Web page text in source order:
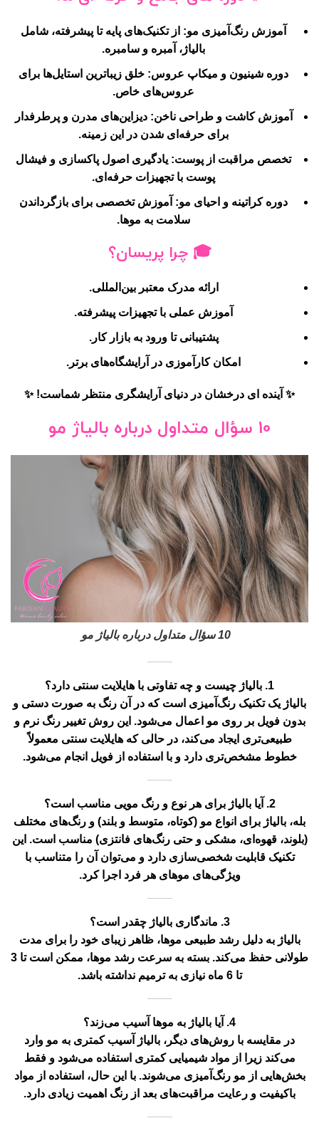
آموزش رنگ‌آمیزی مو: از تکنیک‌های پایه تا پیشرفته، شامل
بالیاژ، آمبره و سامبره.
دوره شینیون و میکاپ عروس: خلق زیباترین استایل‌ها برای
عروس‌های خاص.
آموزش کاشت و طراحی ناخن: دیزاین‌های مدرن و پرطرفدار
برای حرفه‌ای شدن در این زمینه.
تخصص مراقبت از پوست: یادگیری اصول پاکسازی و فیشال
پوست با تجهیزات حرفه‌ای.
دوره کراتینه و احیای مو: آموزش تخصصی برای بازگرداندن
سلامت به موها.
🎓چرا پریسان؟
ارائه مدرک معتبر بین‌المللی.
آموزش عملی با تجهیزات پیشرفته.
پشتیبانی تا ورود به بازار کار.
امکان کارآموزی در آرایشگاه‌های برتر.
✨ آینده ای درخشان در دنیای آرایشگری منتظر شماست! ✨
10 سؤال متداول درباره بالیاژ مو
10 سؤال متداول درباره بالیاژ مو
1. بالیاژ چیست و چه تفاوتی با هایلایت سنتی دارد؟
بالیاژ یک تکنیک رنگ‌آمیزی است که در آن رنگ به صورت دستی و
بدون فویل بر روی مو اعمال می‌شود. این روش تغییر رنگ نرم و
طبیعی‌تری ایجاد می‌کند، در حالی که هایلایت سنتی معمولاً
خطوط مشخص‌تری دارد و با استفاده از فویل انجام می‌شود.
2. آیا بالیاژ برای هر نوع و رنگ مویی مناسب است؟
بله، بالیاژ برای انواع مو (کوتاه، متوسط و بلند) و رنگ‌های مختلف
(بلوند، قهوه‌ای، مشکی و حتی رنگ‌های فانتزی) مناسب است. این
تکنیک قابلیت شخصی‌سازی دارد و می‌توان آن را متناسب با
ویژگی‌های موهای هر فرد اجرا کرد.
3. ماندگاری بالیاژ چقدر است؟
بالیاژ به دلیل رشد طبیعی موها، ظاهر زیبای خود را برای مدت
طولانی حفظ می‌کند. بسته به سرعت رشد موها، ممکن است تا 3
تا 6 ماه نیازی به ترمیم نداشته باشد.
4. آیا بالیاژ به موها آسیب می‌زند؟
در مقایسه با روش‌های دیگر، بالیاژ آسیب کمتری به مو وارد
می‌کند زیرا از مواد شیمیایی کمتری استفاده می‌شود و فقط
بخش‌هایی از مو رنگ‌آمیزی می‌شوند. با این حال، استفاده از مواد
باکیفیت و رعایت مراقبت‌های بعد از رنگ اهمیت زیادی دارد.